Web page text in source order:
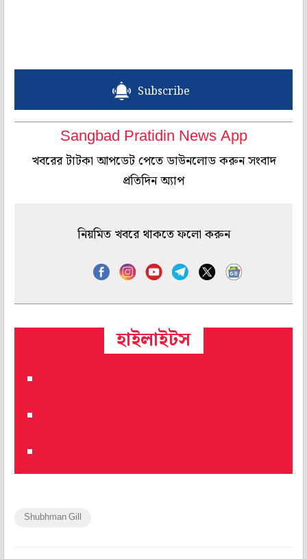
Subscribe
Sangbad Pratidin News App
খবরের টাটকা আপডেট পেতে ডাউনলোড করুন সংবাদ
প্রতিদিন অ্যাপ
নিয়মিত খবরে থাকতে ফলো করুন
হাইলাইটস
Shubhman Gill